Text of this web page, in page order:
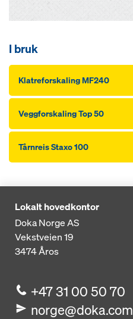
I bruk
Klatreforskaling MF240
Veggforskaling Top 50
Tårnreis Staxo 100
Lokalt hovedkontor
Doka Norge AS
Vekstveien 19
3474Åros
+47 31 00 50 70
norge@doka.com